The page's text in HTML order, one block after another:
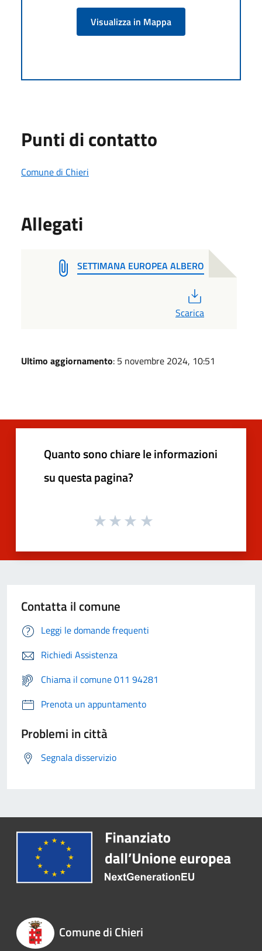
Visualizza in Mappa
Punti di contatto
Comune di Chieri
Allegati
SETTIMANA EUROPEA ALBERO
Scarica
Ultimo aggiornamento: 5 novembre 2024, 10:51
Quanto sono chiare le informazioni
su questa pagina?
Contatta il comune
Leggi le domande frequenti
Richiedi Assistenza
Chiama il comune 011 94281
Prenota un appuntamento
Problemi in città
Segnala disservizio
Comune di Chieri